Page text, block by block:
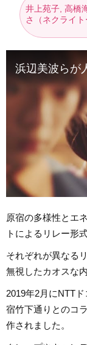
井上苑子, 高橋
さ（ネクライ
浜辺美波らが
原宿の多様性とエ
トによるリレー形
それぞれが異なる
無視したカオスな
2019年2月にNTT
宿竹下通りとのコ
作されました。